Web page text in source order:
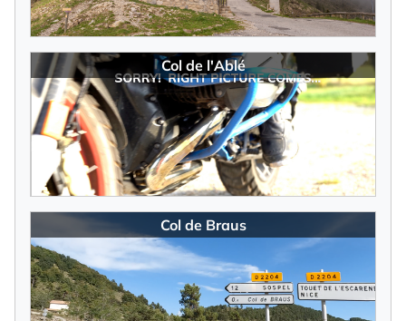
Col de l'Ablé
Col de Braus
NEWSLETTER ABONNIEREN ×
Vorname
Nachname
Ihre E-Mail-Adresse